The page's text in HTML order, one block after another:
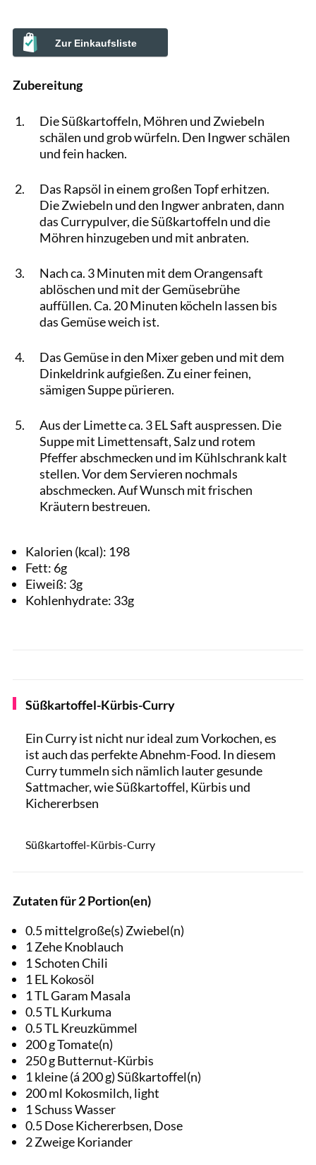
Zur Einkaufsliste
Zubereitung
Die Süßkartoffeln, Möhren und Zwiebeln
schälen und grob würfeln. Den Ingwer schälen
und fein hacken.
Das Rapsöl in einem großen Topf erhitzen.
Die Zwiebeln und den Ingwer anbraten, dann
das Currypulver, die Süßkartoffeln und die
Möhren hinzugeben und mit anbraten.
Nach ca. 3 Minuten mit dem Orangensaft
ablöschen und mit der Gemüsebrühe
auffüllen. Ca. 20 Minuten köcheln lassen bis
das Gemüse weich ist.
Das Gemüse in den Mixer geben und mit dem
Dinkeldrink aufgießen. Zu einer feinen,
sämigen Suppe pürieren.
Aus der Limette ca. 3 EL Saft auspressen. Die
Suppe mit Limettensaft, Salz und rotem
Pfeffer abschmecken und im Kühlschrank kalt
stellen. Vor dem Servieren nochmals
abschmecken. Auf Wunsch mit frischen
Kräutern bestreuen.
Kalorien (kcal): 198
Fett: 6g
Eiweiß: 3g
Kohlenhydrate: 33g
Süßkartoffel-Kürbis-Curry
Ein Curry ist nicht nur ideal zum Vorkochen, es
ist auch das perfekte Abnehm-Food. In diesem
Curry tummeln sich nämlich lauter gesunde
Sattmacher, wie Süßkartoffel, Kürbis und
Kichererbsen
Süßkartoffel-Kürbis-Curry
Zutaten für 2 Portion(en)
0.5 mittelgroße(s) Zwiebel(n)
1 Zehe Knoblauch
1 Schoten Chili
1 EL Kokosöl
1 TL Garam Masala
0.5 TL Kurkuma
0.5 TL Kreuzkümmel
200 g Tomate(n)
250 g Butternut-Kürbis
1 kleine (á 200 g) Süßkartoffel(n)
200 ml Kokosmilch, light
1 Schuss Wasser
0.5 Dose Kichererbsen, Dose
2 Zweige Koriander